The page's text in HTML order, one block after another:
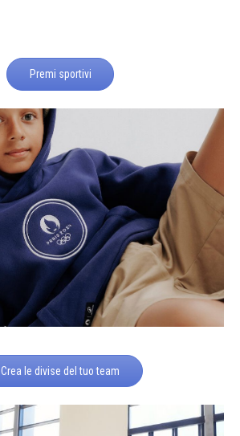
Premi sportivi
Crea le divise del tuo team